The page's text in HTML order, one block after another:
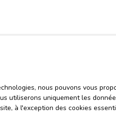
Surface min (m²)
nous pouvons vous
utiliserons uniquement les
à l'exception des cookies